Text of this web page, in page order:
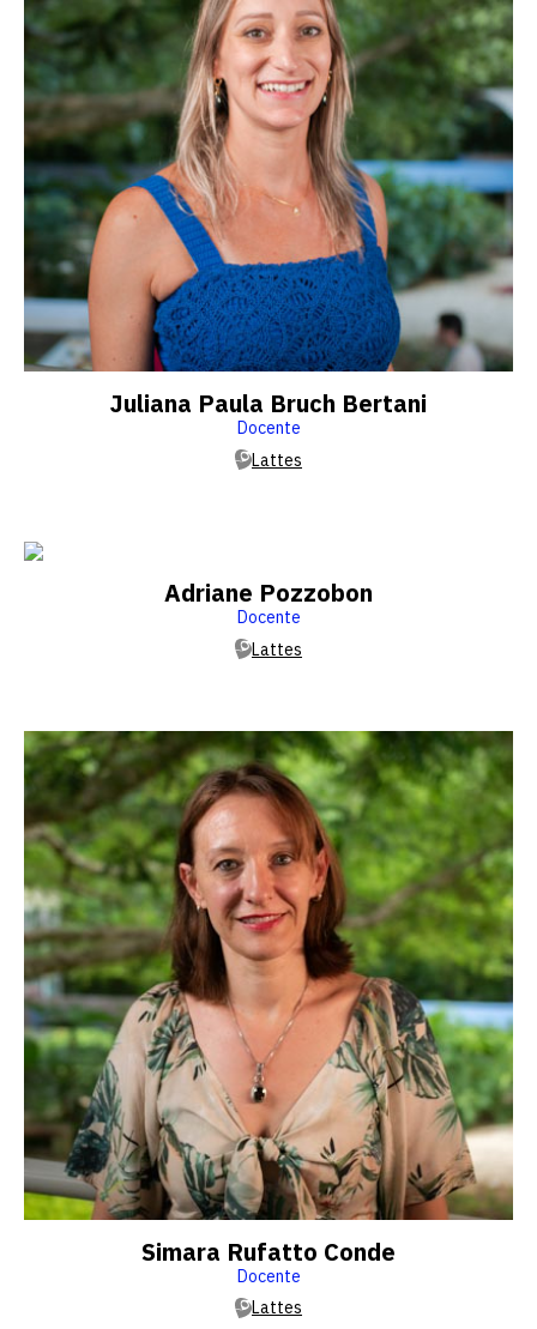
Juliana Paula Bruch Bertani
Docente
Lattes
Adriane Pozzobon
Docente
Lattes
Simara Rufatto Conde
Docente
Lattes
vagas a partir do 2º ano de curso